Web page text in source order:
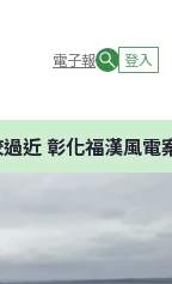
電子報 登入
彰化福漢風電案環